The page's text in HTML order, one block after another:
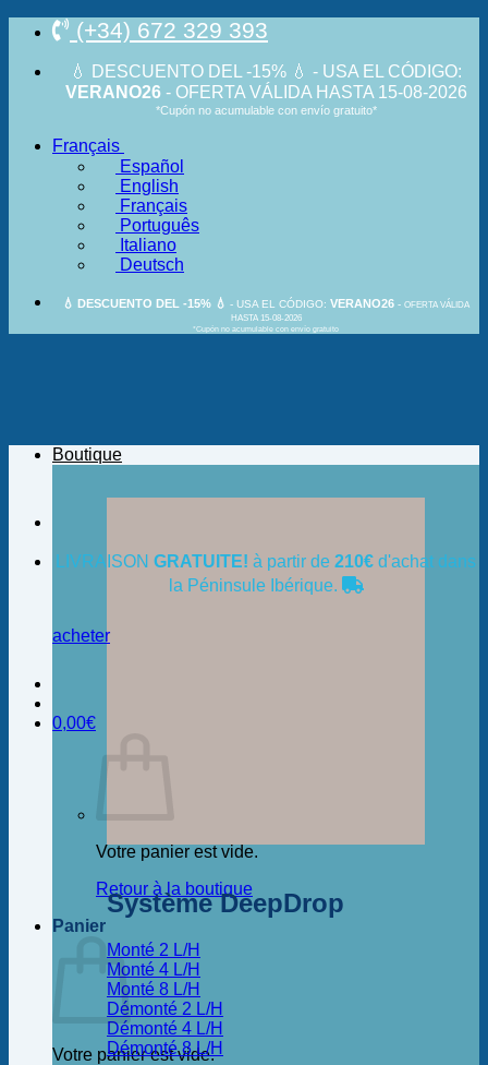
Passer
(+34) 672 329 393
💧 DESCUENTO DEL -15% 💧 - USA EL CÓDIGO:
VERANO26- OFERTA VÁLIDA HASTA 15-08-2026
*Cupón no acumulable con envío gratuito*
Français
Español
English
Français
Português
Italiano
Deutsch
💧 DESCUENTO DEL -15% 💧 - USA EL CÓDIGO: VERANO26 - OFERTA VÁLIDA
HASTA 15-08-2026
*Cupón no acumulable con envío gratuito
LIVRAISON GRATUITE! à partir de 210€ d'achat dans
la Péninsule Ibérique.
acheter
0,00€
Votre panier est vide.
Retour à la boutique
Panier
Votre panier est vide.
Boutique
Système DeepDrop
Monté 2 L/H
Monté 4 L/H
Monté 8 L/H
Démonté 2 L/H
Démonté 4 L/H
Démonté 8 L/H